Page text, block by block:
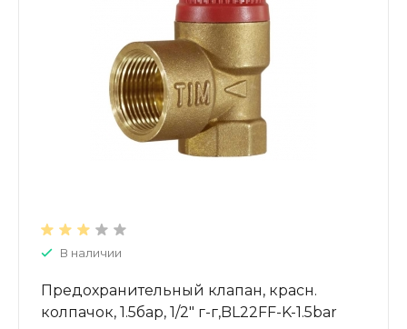
В наличии
Предохранительный клапан, красн.
колпачок, 1.5бар, 1/2" г-г,BL22FF-K-1.5bar